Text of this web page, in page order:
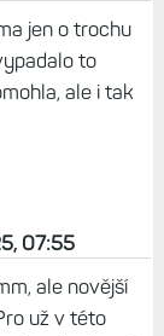
jen o trochu
to
ale i tak
07:55
ale novější
už v této